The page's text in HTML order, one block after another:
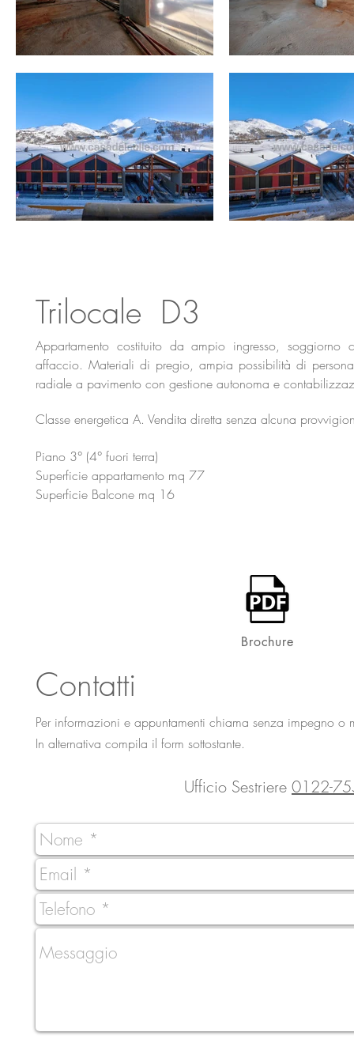
Trilocale D3
Appartamento costituito da ampio ingresso,
affaccio. Materiali di pregio, ampia possibilità di
radiale a pavimento con gestione autonoma e
Classe energetica A. Vendita diretta senza alcuna
Piano 3° (4° fuori terra)
Superficie appartamento mq 77
Superficie Balcone mq 16
Brochure
Contatti
Per informazioni e appuntamenti chiama senza impegno
In alternativa compila il form sottostante.
Ufficio Sestriere 0122-